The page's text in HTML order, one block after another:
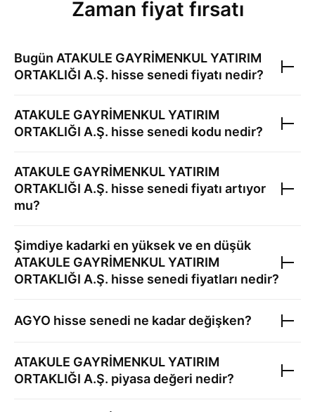
Zaman fiyat fırsatı
Bugün ATAKULE GAYRİMENKUL YATIRIM
ORTAKLIĞI A.Ş. hisse senedi fiyatı nedir?
ATAKULE GAYRİMENKUL YATIRIM
ORTAKLIĞI A.Ş. hisse senedi kodu nedir?
ATAKULE GAYRİMENKUL YATIRIM
ORTAKLIĞI A.Ş. hisse senedi fiyatı artıyor
mu?
Şimdiye kadarki en yüksek ve en düşük
ATAKULE GAYRİMENKUL YATIRIM
ORTAKLIĞI A.Ş. hisse senedi fiyatları nedir?
AGYO hisse senedi ne kadar değişken?
ATAKULE GAYRİMENKUL YATIRIM
ORTAKLIĞI A.Ş. piyasa değeri nedir?